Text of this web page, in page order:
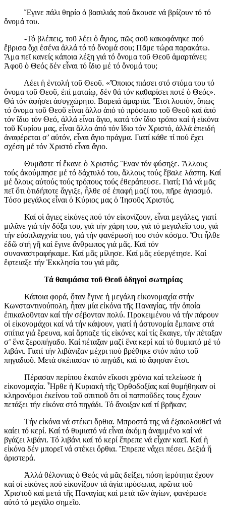
Ἔγινε πάλι θηρίο ὁ βασιλιάς πού ἄκουσε νά βρίζουν τό τό
ὄνομά του.
-Τό βλέπεις, τοῦ λέει ὁ ἅγιος, πῶς σοῦ κακοφάνηκε πού
ἔβρισα ὄχι ἐσένα ἀλλά τό τό ὄνομά σου; Πᾶμε τώρα παρακάτω.
Ἅμα πεῖ κανείς κάποια λέξη γιά τό ὄνομα τοῦ Θεοῦ ἁμαρτάνει;
Ἀφοῦ ὁ Θεός δέν εἶναι τό ἴδιο μέ τό ὄνομά του;
Λέει ἡ ἐντολή τοῦ Θεοῦ. «Ὅποιος πιάσει στό στόμα του τό
ὄνομα τοῦ Θεοῦ, ἐπί ματαίῳ, δέν θά τόν καθαρίσει ποτέ ὁ Θεός».
Θά τόν ἀφήσει ἀσυγχώρητο. Βαρειά ἁμαρτία. Ἔτσι λοιπόν, ὅπως
τό ὄνομα τοῦ Θεοῦ εἶναι ἄλλο ἀπό τό πρόσωπο τοῦ Θεοῦ καί ἀπό
τόν ἴδιο τόν Θεό, ἀλλά εἶναι ἅγιο, κατά τόν ἴδιο τρόπο καί ἡ εἰκόνα
τοῦ Κυρίου μας, εἶναι ἄλλο ἀπό τόν ἴδιο τόν Χριστό, ἀλλά ἐπειδή
ἀναφέρεται σ’ αὐτόν, εἶναι ἅγιο πράγμα. Γιατί κάθε τί πού ἔχει
σχέση μέ τόν Χριστό εἶναι ἅγιο.
Θυμᾶστε τί ἔκανε ὁ Χριστός; Ἕναν τόν φύσηξε. Ἄλλους
τούς ἀκούμπησε μέ τό δάχτυλό του, ἄλλους τούς ἔβαλε λάσπη. Καί
μέ ὅλους αὐτούς τούς τρόπους τούς ἐθεράπευσε. Γιατί; Γιά νά μᾶς
πεῖ ὅτι ὁτιδήποτε ἄγγιξε, ἦλθε σέ ἐπαφή μαζί του, πῆρε ἁγιασμό.
Τόσο μεγάλος εἶναι ὁ Κύριος μας ὁ Ἰησοῦς Χριστός.
Καί οἱ ἅγιες εἰκόνες πού τόν εἰκονίζουν, εἶναι μεγάλες, γιατί
μιλᾶνε γιά τήν δόξα του, γιά τήν χάρη του, γιά τό μεγαλεῖο του, γιά
τήν εὐσπλαγχνία του, γιά τήν φανέρωσή του στόν κόσμο. Ὅτι ἦλθε
ἐδῶ στή γῆ καί ἔγινε ἄνθρωπος γιά μᾶς. Καί τόν
συναναστραφήκαμε. Καί μᾶς μίλησε. Καί μᾶς εὐεργέτησε. Καί
ἔφτειαξε τήν Ἐκκλησία του γιά μᾶς.
Τά θαυμάσια τοῦ Θεοῦ ὁδηγοί σωτηρίας
Κάποια φορά, ὅταν ἔγινε ἡ μεγάλη εἰκονομαχία στήν
Κωνσταντινούπολη, ἦταν μία εἰκόνα τῆς Παναγίας, τήν ὁποία
ἐπικαλοῦνταν καί τήν σέβονταν πολύ. Προκειμένου νά τήν πάρουν
οἱ εἰκονομάχοι καί νά τήν κάψουν, γιατί ἡ ἀστυνομία ἔμπαινε στά
σπίτια γιά ἔρευνα, καί ἅρπαζε τίς εἰκόνες καί τίς ἔκαιγε, τήν πέταξαν
σ’ ἕνα ξεροπήγαδο. Καί πέταξαν μαζί ἕνα κερί καί τό θυμιατό μέ τό
λιβάνι. Γιατί τήν λιβάνιζαν μέχρι πού βρέθηκε στόν πάτο τοῦ
πηγαδιοῦ. Μετά σκέπασαν τό πηγάδι, καί τό ἄφησαν ἔτσι.
Πέρασαν περίπου ἑκατόν εἴκοσι χρόνια καί τελείωσε ἡ
εἰκονομαχία. Ἦρθε ἡ Κυριακή τῆς Ὀρθοδοξίας καί θυμήθηκαν οἱ
κληρονόμοι ἐκείνου τοῦ σπιτιοῦ ὅτι οἱ παπποῦδες τους ἔχουν
πετάξει τήν εἰκόνα στό πηγάδι. Τό ἄνοιξαν καί τί βρῆκαν;
Τήν εἰκόνα νά στέκει ὄρθια. Μπροστά της νά ἐξακολουθεῖ νά
καίει τό κερί. Καί τό θυμιατό νά εἶναι ἀκόμη ἀναμμένο καί νά
βγάζει λιβάνι. Τό λιβάνι καί τό κερί ἔπρεπε νά εἶχαν καεῖ. Καί ἡ
εἰκόνα δέν μπορεῖ νά στέκει ὄρθια. Ἔπρεπε νἄχει πέσει. Δεξιά ἤ
ἀριστερά.
Ἀλλά θέλοντας ὁ Θεός νά μᾶς δείξει, πόση ἱερότητα ἔχουν
καί οἱ εἰκόνες πού εἰκονίζουν τά ἁγία πρόσωπα, πρῶτα τοῦ
Χριστοῦ καί μετά τῆς Παναγίας καί μετά τῶν ἁγίων, φανέρωσε
αὐτό τό μεγάλο σημεῖο.